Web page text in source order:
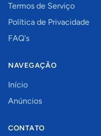
Termos de Serviço
Política de Privacidade
FAQ's
NAVEGAÇÃO
Início
Anúncios
CONTATO